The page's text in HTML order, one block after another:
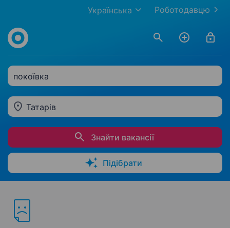
Роботодавцю
Українська
покоївка
Татарів
Знайти вакансії
Підібрати